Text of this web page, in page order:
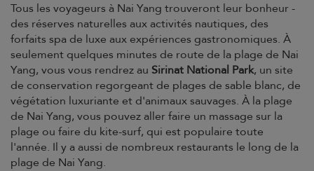
Tous les voyageurs à Nai Yang trouveront leur bonheur -
des réserves naturelles aux activités nautiques, des
forfaits spa de luxe aux expériences gastronomiques. À
seulement quelques minutes de route de la plage de Nai
Yang, vous vous rendrez au Sirinat National Park, un site
de conservation regorgeant de plages de sable blanc, de
végétation luxuriante et d'animaux sauvages. À la plage
de Nai Yang, vous pouvez aller faire un massage sur la
plage ou faire du kite-surf, qui est populaire toute
l'année. Il y a aussi de nombreux restaurants le long de la
plage de Nai Yang.